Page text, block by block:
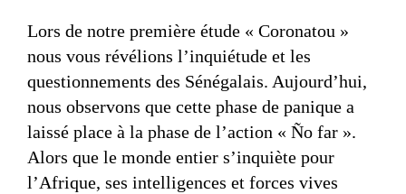
Lors de notre première étude « Coronatou »
nous vous révélions l’inquiétude et les
questionnements des Sénégalais. Aujourd’hui,
nous observons que cette phase de panique a
laissé place à la phase de l’action « Ño far ».
Alors que le monde entier s’inquiète pour
l’Afrique, ses intelligences et forces vives